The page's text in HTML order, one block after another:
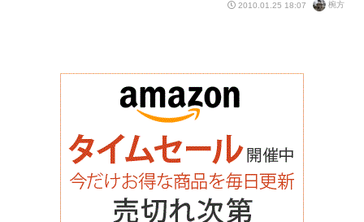
2010.01.25 18:07
椀方